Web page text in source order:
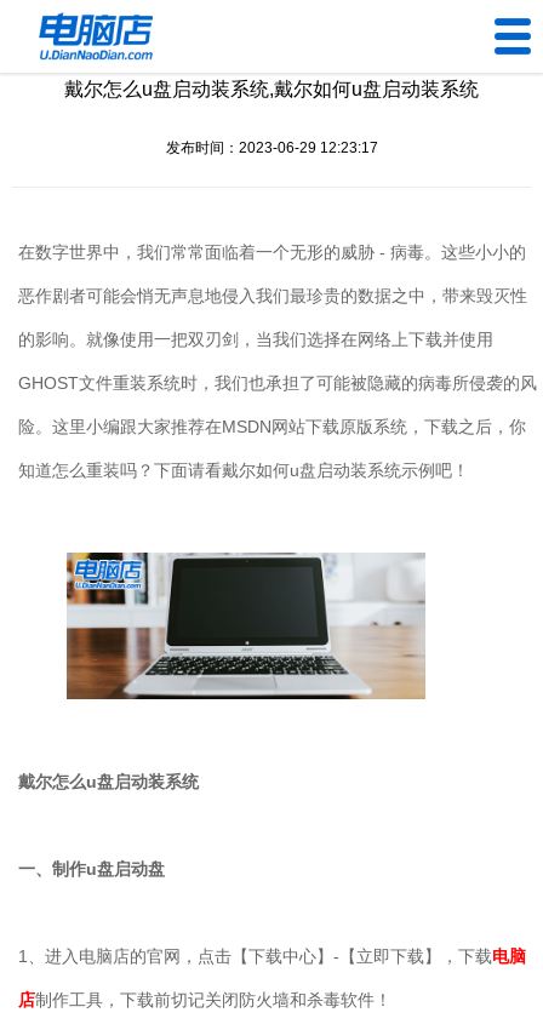
U盘工具
装机问题
电脑问题
戴尔怎么u盘启动装系统,戴尔如何u盘启动装系统
发布时间：2023-06-29 12:23:17
在数字世界中，我们常常面临着一个无形的威胁 - 病毒。这些小小的
恶作剧者可能会悄无声息地侵入我们最珍贵的数据之中，带来毁灭性
的影响。就像使用一把双刃剑，当我们选择在网络上下载并使用
GHOST文件重装系统时，我们也承担了可能被隐藏的病毒所侵袭的风
险。这里小编跟大家推荐在MSDN网站下载原版系统，下载之后，你
知道怎么重装吗？下面请看戴尔如何u盘启动装系统示例吧！
戴尔怎么u盘启动装系统
一、制作u盘启动盘
1、进入电脑店的官网，点击【下载中心】 - 【立即下载】，下载电脑
店制作工具，下载前切记关闭防火墙和杀毒软件！